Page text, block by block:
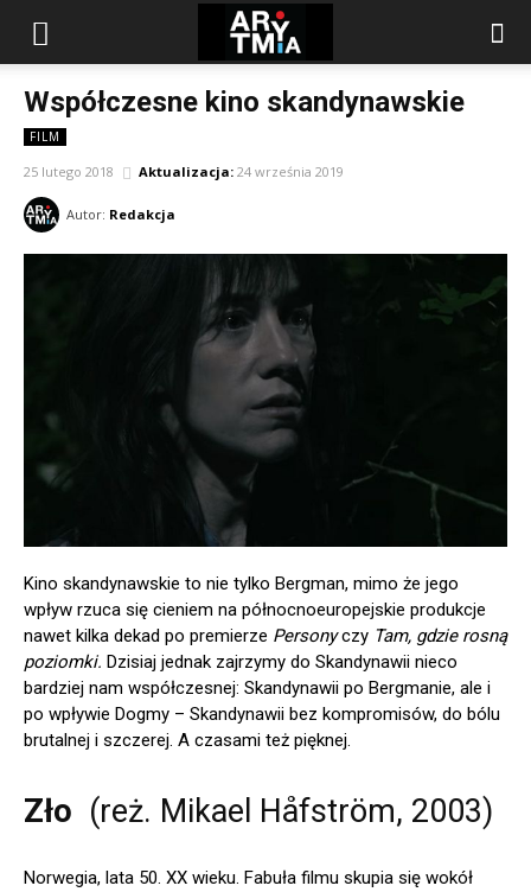
arytmia.eu
Współczesne kino skandynawskie
FILM
25 lutego 2018 Aktualizacja: 24 września 2019
Autor: Redakcja
Kino skandynawskie to nie tylko Bergman, mimo że jego
wpływ rzuca się cieniem na północnoeuropejskie produkcje
nawet kilka dekad po premierze Personyczy Tam, gdzie rosną
poziomki. Dzisiaj jednak zajrzymy do Skandynawii nieco
bardziej nam współczesnej: Skandynawii po Bergmanie, ale i
po wpływie Dogmy – Skandynawii bez kompromisów, do bólu
brutalnej i szczerej. A czasami też pięknej.
Zło (reż. Mikael Håfström, 2003)
Norwegia, lata 50. XX wieku. Fabuła filmu skupia się wokół